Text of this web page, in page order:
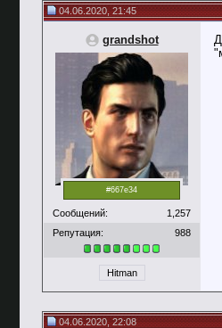
04.06.2020, 21:45
grandshot
#667e34
Сообщений:
1,257
Репутация:
988
Hitman
04.06.2020, 22:08